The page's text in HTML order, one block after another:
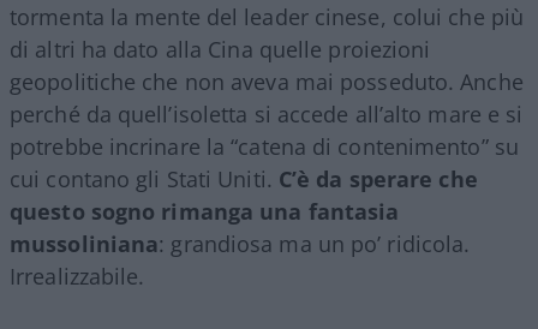
tormenta la mente del leader cinese, colui che più
di altri ha dato alla Cina quelle proiezioni
geopolitiche che non aveva mai posseduto. Anche
perché da quell’isoletta si accede all’alto mare e si
potrebbe incrinare la “catena di contenimento” su
cui contano gli Stati Uniti. C’è da sperare che
questo sogno rimanga una fantasia
mussoliniana: grandiosa ma un po’ ridicola.
Irrealizzabile.